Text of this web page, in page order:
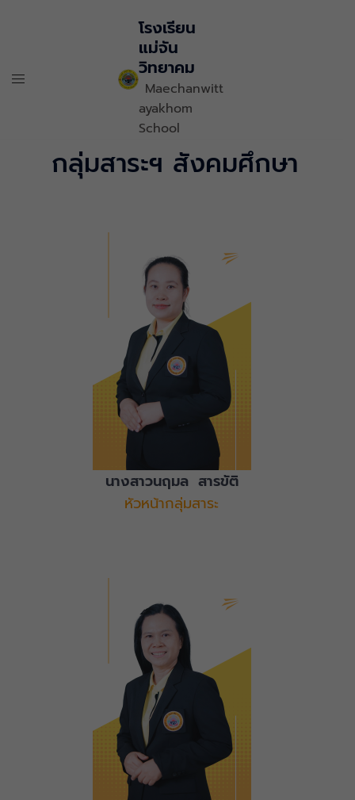
โรงเรียน
แม่จัน
วิทยาคม
Maechanwitt
ayakhom
School
กลุ่มสาระฯ สังคมศึกษา
นางสาวนฤมล สารขัติ
หัวหน้ากลุ่มสาระ